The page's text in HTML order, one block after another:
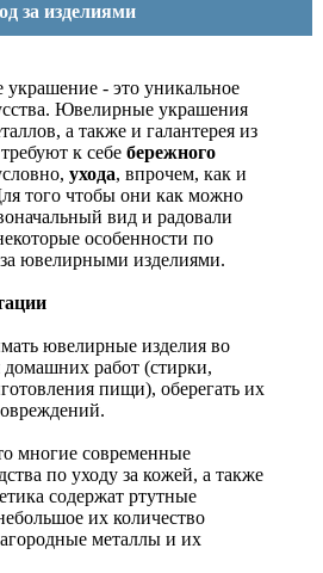
за изделиями
- это уникальное
Ювелирные украшения
а также и галантерея из
к себе бережного
ухода, впрочем, как и
того чтобы они как можно
вид и радовали
особенности по
ювелирными изделиями.
ювелирные изделия во
работ (стирки,
пищи), оберегать их
многие современные
по уходу за кожей, а также
содержат ртутные
их количество
металлы и их